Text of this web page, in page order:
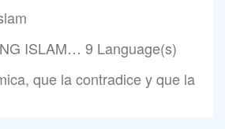
ISLAM… 9 Language(s)
que la contradice y que la